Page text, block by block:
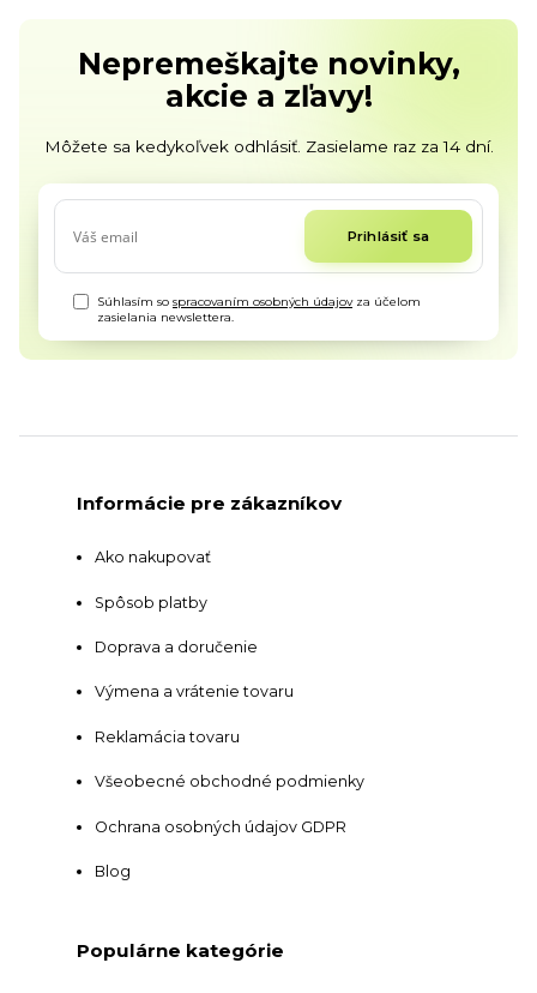
Nepremeškajte novinky,
akcie a zľavy!
Môžete sa kedykoľvek odhlásiť. Zasielame raz za 14 dní.
Prihlásiť sa
Súhlasím sospracovaním osobných údajovza účelom
zasielania newslettera.
Informácie pre zákazníkov
Ako nakupovať
Spôsob platby
Doprava a doručenie
Výmena a vrátenie tovaru
Reklamácia tovaru
Všeobecné obchodné podmienky
Ochrana osobných údajov GDPR
Blog
Populárne kategórie